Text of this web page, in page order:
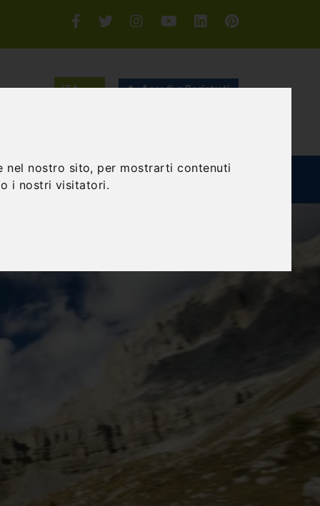
nel nostro sito, per mostrarti contenuti
i nostri visitatori.
Accedi o Registrati
BUILDING GIFT EXPERIENCE